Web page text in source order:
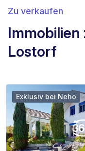
Zu verkaufen
Lostorf
Exklusiv bei Neho